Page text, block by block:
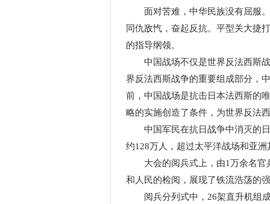
面对苦难，中华民族没有屈服。
同仇敌忾，奋起反抗。平型关大捷
的指导纲领。
中国战场不仅是世界反法西斯战
界反法西斯战争的重要组成部分，
前，中国战场是抗击日本法西斯的
略的实施创造了条件，为世界反法
中国军民在抗日战争中消灭的日
约128万人，超过太平洋战场和亚
大会的阅兵式上，由1万余名官兵
和人民的检阅，展现了铁流浩荡的
阅兵分列式中，26架直升机组成